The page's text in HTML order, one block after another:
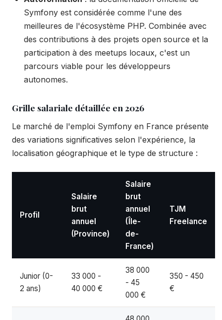
Symfony est considérée comme l'une des
meilleures de l'écosystème PHP. Combinée avec
des contributions à des projets open source et la
participation à des meetups locaux, c'est un
parcours viable pour les développeurs
autonomes.
Grille salariale détaillée en 2026
Le marché de l'emploi Symfony en France présente
des variations significatives selon l'expérience, la
localisation géographique et le type de structure :
Profil
Salaire
brut
annuel
(Province)
Salaire
brut
annuel
(Île-
de-
France)
TJM
Freelance
Junior (0-
2 ans)
33 000 -
40 000 €
38 000
- 45
000 €
350 - 450
€